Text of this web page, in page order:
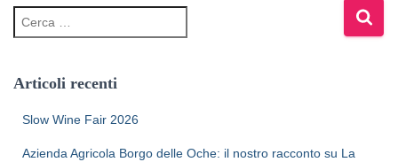
Articoli recenti
Slow Wine Fair 2026
Azienda Agricola Borgo delle Oche: il nostro racconto su La